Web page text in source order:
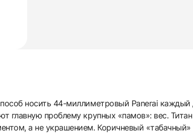
носить 44-миллиметровый Panerai каждый
главную проблему крупных «памов»: вес.
а не украшением. Коричневый